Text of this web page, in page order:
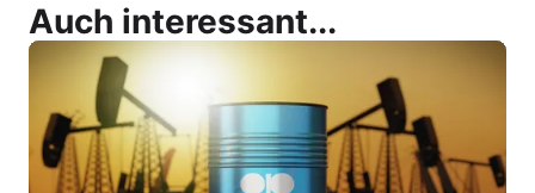
Auch interessant...